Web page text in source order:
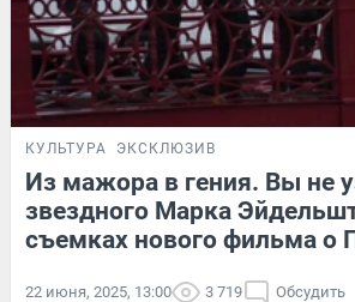
КУЛЬТУРА ЭКСКЛЮЗИВ
Из мажора в гения. Вы не
звездного Марка
съемках нового фильма о
22 июня, 2025, 13:00 3 719 Обсудить